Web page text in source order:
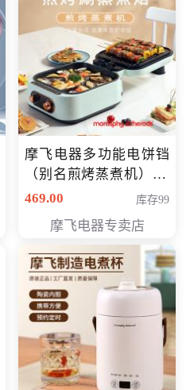
摩飞电器多功能电饼铛
（别名煎烤蒸煮机） 型
号MF-8888B 会员专享
469.00 库存99
摩飞电器专卖店